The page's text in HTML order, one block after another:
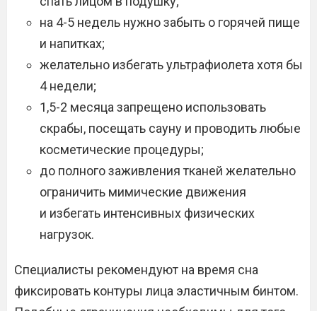
на 4-5 недель нужно забыть о горячей пище
и напитках;
желательно избегать ультрафиолета хотя бы
4 недели;
1,5-2 месяца запрещено использовать
скрабы, посещать сауну и проводить любые
косметические процедуры;
до полного заживления тканей желательно
ограничить мимические движения
и избегать интенсивных физических
нагрузок.
Специалисты рекомендуют на время сна
фиксировать контуры лица эластичным бинтом.